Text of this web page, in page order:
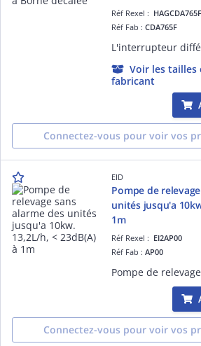
Réf Rexel : HAGCDA765F
Réf Fab :CDA765F
Voir les tailles
fabricant
Connectez-vous pour voir vos
EID
Pompe de
unités jusqu'a
1m
Réf Rexel : EI2AP00
Réf Fab :AP00
Connectez-vous pour voir vos